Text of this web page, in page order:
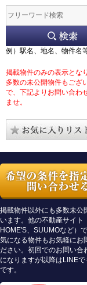
例）駅名、地名、物件名
掲載物件のみの表示とな
多数の未公開物件もござ
で、下記よりお問い合わ
ませ。
掲載物件以外にも多数未公
います。他の不動産サイト
HOME'S、SUUMOなど）
気になる物件もお気軽にお
ださい。初回でのお問い合
になりますが以降はLINE
です。